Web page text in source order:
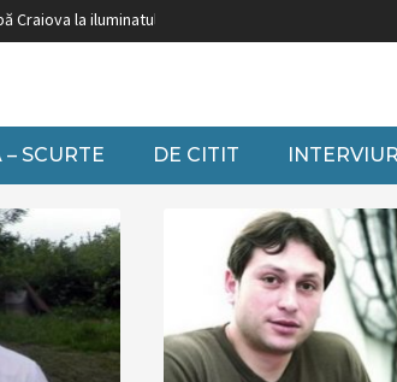
la iluminatul festiv
– SCURTE DE CITIT